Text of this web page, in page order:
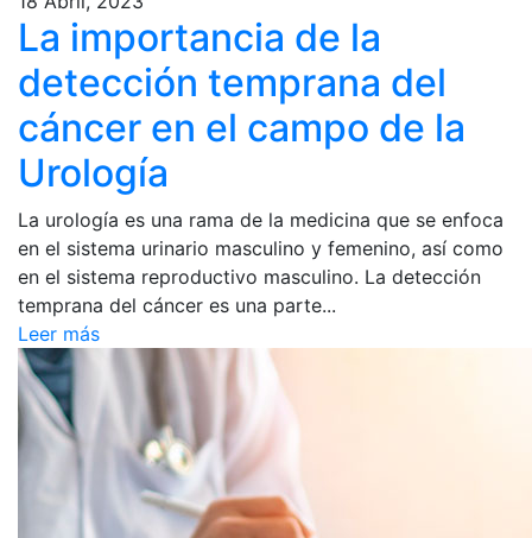
La importancia de la
detección temprana del
cáncer en el campo de la
Urología
La urología es una rama de la medicina que se enfoca
en el sistema urinario masculino y femenino, así como
en el sistema reproductivo masculino. La detección
temprana del cáncer es una parte...
Leer más